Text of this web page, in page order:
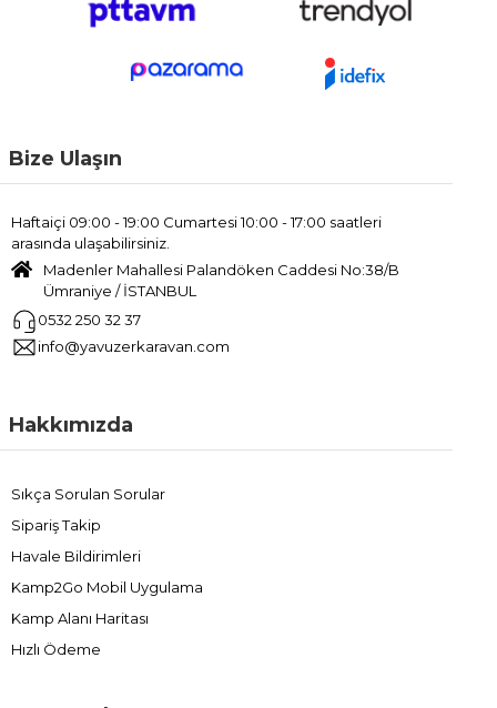
Bize Ulaşın
Haftaiçi 09:00 - 19:00 Cumartesi 10:00 - 17:00 saatleri
arasında ulaşabilirsiniz.
Madenler Mahallesi Palandöken Caddesi No:38/B
Ümraniye / İSTANBUL
0532 250 32 37
info@yavuzerkaravan.com
Hakkımızda
Sıkça Sorulan Sorular
Sipariş Takip
Havale Bildirimleri
Kamp2Go Mobil Uygulama
Kamp Alanı Haritası
Hızlı Ödeme